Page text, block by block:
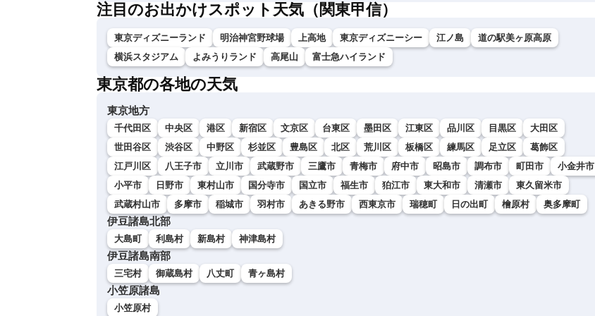
注目のお出かけスポット天気（関東甲信）
東京ディズニーランド 明治神宮野球場 上高地 東京ディズニーシー 江ノ島
道の駅美ヶ原高原
横浜スタジアム
よみうりランド 高尾山 富士急ハイランド
東京都の各地の天気
東京地方
千代田区 中央区 港区 新宿区 文京区 台東区 墨田区 江東区 品川区 目黒区
大田区
世田谷区
渋谷区 中野区 杉並区 豊島区 北区 荒川区 板橋区 練馬区 足立区
葛飾区
江戸川区
八王子市 立川市 武蔵野市 三鷹市 青梅市 府中市 昭島市 調布市 町田市
小金井市
小平市
日野市 東村山市 国分寺市 国立市 福生市 狛江市 東大和市 清瀬市
東久留米市
武蔵村山市
多摩市 稲城市 羽村市 あきる野市 西東京市 瑞穂町 日の出町 檜原村 奥多摩町
伊豆諸島北部
大島町 利島村 新島村 神津島村
伊豆諸島南部
三宅村 御蔵島村 八丈町 青ヶ島村
小笠原諸島
小笠原村